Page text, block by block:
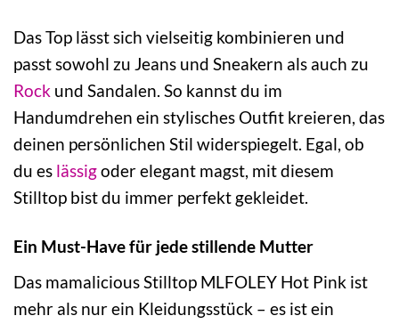
Das Top lässt sich vielseitig kombinieren und
passt sowohl zu Jeans und Sneakern als auch zu
Rock und Sandalen. So kannst du im
Handumdrehen ein stylisches Outfit kreieren, das
deinen persönlichen Stil widerspiegelt. Egal, ob
du es lässigoder elegant magst, mit diesem
Stilltop bist du immer perfekt gekleidet.
Ein Must-Have für jede stillende Mutter
Das mamalicious Stilltop MLFOLEY Hot Pink ist
mehr als nur ein Kleidungsstück – es ist ein